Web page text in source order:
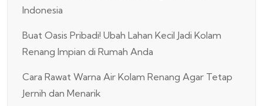
Indonesia
Buat Oasis Pribadi! Ubah Lahan Kecil Jadi Kolam
Renang Impian di Rumah Anda
Cara Rawat Warna Air Kolam Renang Agar Tetap
Jernih dan Menarik